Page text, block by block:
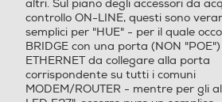
altri. Sul piano degli accessori da
controllo ON-LINE, questi sono
semplici per "HUE" - per il quale
BRIDGE con una porta (NON
ETHERNET da collegare alla porta
corrispondente su tutti i comuni
MODEM/ROUTER - mentre per gli